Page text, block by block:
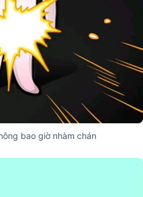
bao giờ nhàm chán